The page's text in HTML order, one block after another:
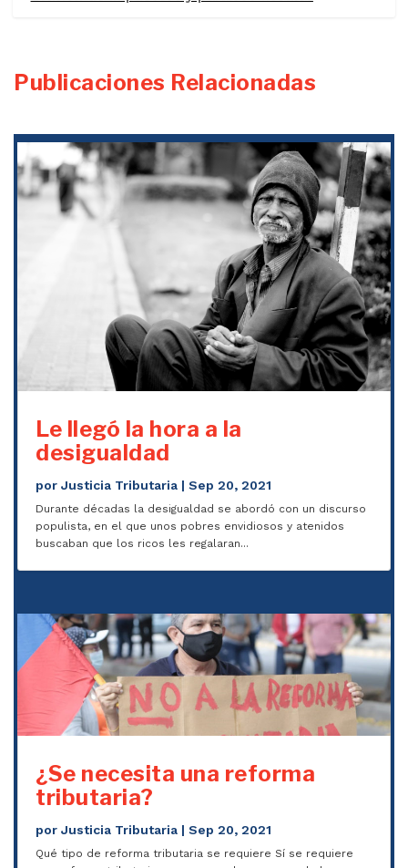
Publicaciones Relacionadas
Le llegó la hora a la
desigualdad
porJusticia Tributaria |Sep 20, 2021
Durante décadas la desigualdad se abordó con un discurso
populista, en el que unos pobres envidiosos y atenidos
buscaban que los ricos les regalaran...
¿Se necesita una reforma
tributaria?
porJusticia Tributaria |Sep 20, 2021
Qué tipo de reforma tributaria se requiere Sí se requiere